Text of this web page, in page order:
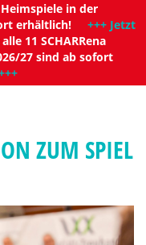
in der
erhältlich! +++ Jetzt
11 SCHARRena
27 sind ab sofort
ZUM SPIEL